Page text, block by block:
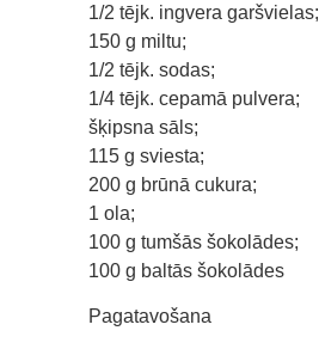
1/2 tējk. ingvera garšvielas;
150 g miltu;
1/2 tējk. sodas;
1/4 tējk. cepamā pulvera;
šķipsna sāls;
115 g sviesta;
200 g brūnā cukura;
1 ola;
100 g tumšās šokolādes;
100 g baltās šokolādes
Pagatavošana